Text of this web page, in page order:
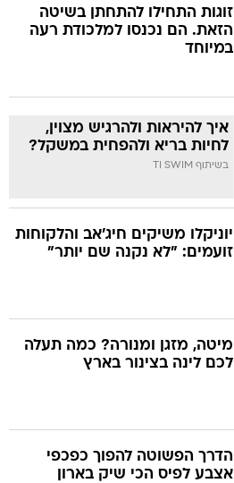
זוגות התחילו להתחתן בשיטה
הזאת. הם נכנסו למלכודת רעה
במיוחד
איך להיראות ולהרגיש מצוין,
לחיות בריא ולהפחית במשקל?
בשיתוף TI SWIM
יוניקלו משיקים חיג'אב והלקוחות
זועמים: "לא נקנה שם יותר"
מיטה, מזגן ומנורה? כמה תעלה
לכם לינה בצינור בארץ
הדרך הפשוטה להפוך כפכפי
אצבע לפיס הכי שיק בארון